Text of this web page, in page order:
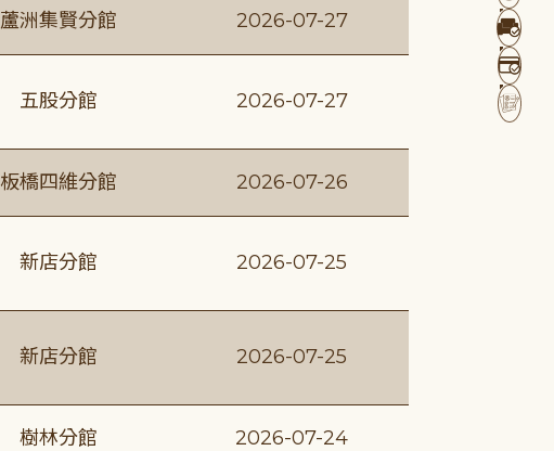
蘆洲集賢分館 2026-07-27
五股分館 2026-07-27
板橋四維分館 2026-07-26
新店分館 2026-07-25
新店分館 2026-07-25
樹林分館 2026-07-24